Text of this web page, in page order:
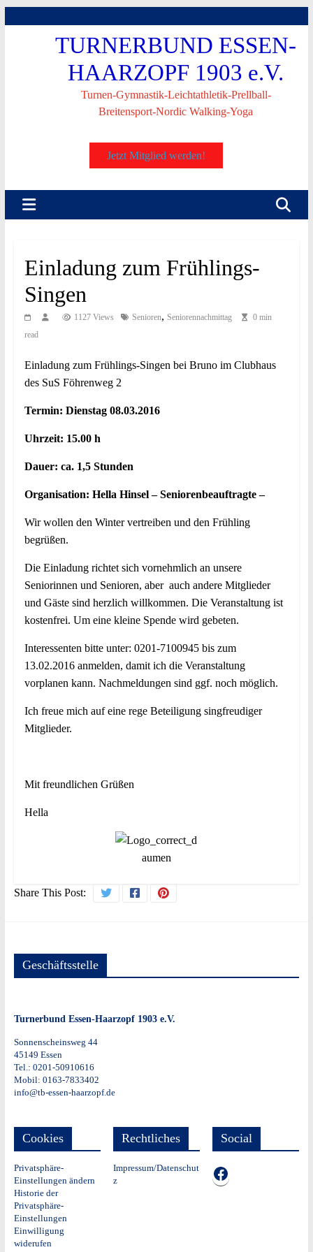
TURNERBUND ESSEN-
HAARZOPF 1903 e.V.
Turnen-Gymnastik-Leichtathletik-Prellball-
Breitensport-Nordic Walking-Yoga
Jetzt Mitglied werden!
Einladung zum Frühlings-
Singen
1127 Views Senioren, Seniorennachmittag
0 min
read
Einladung zum Frühlings-Singen bei Bruno im Clubhaus
des SuS Föhrenweg 2
Termin: Dienstag 08.03.2016
Uhrzeit: 15.00 h
Dauer: ca. 1,5 Stunden
Organisation: Hella Hinsel – Seniorenbeauftragte –
Wir wollen den Winter vertreiben und den Frühling
begrüßen.
Die Einladung richtet sich vornehmlich an unsere
Seniorinnen und Senioren, aber auch andere Mitglieder
und Gäste sind herzlich willkommen. Die Veranstaltung ist
kostenfrei. Um eine kleine Spende wird gebeten.
Interessenten bitte unter: 0201-7100945 bis zum
13.02.2016 anmelden, damit ich die Veranstaltung
vorplanen kann. Nachmeldungen sind ggf. noch möglich.
Ich freue mich auf eine rege Beteiligung singfreudiger
Mitglieder.
Mit freundlichen Grüßen
Hella
Share This Post:
Geschäftsstelle
Turnerbund Essen-Haarzopf 1903 e.V.
Sonnenscheinsweg 44
45149 Essen
Tel.: 0201-50910616
Mobil: 0163-7833402
info@tb-essen-haarzopf.de
Cookies
Privatsphäre-
Einstellungen ändern
Historie der
Privatsphäre-
Einstellungen
Einwilligung
widerufen
Rechtliches
Impressum/Datenschut
z
Social
TB auf Facebook